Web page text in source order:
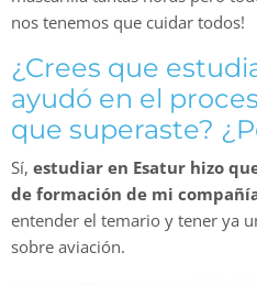
nos tenemos que cuidar todos!
¿Crees que
ayudó en el
que superaste?
Sí, estudiar en Esatur hizo
de formación de mi
entender el temario y tener ya
sobre aviación.